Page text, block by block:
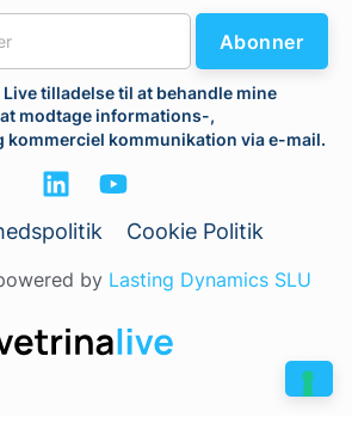
tilladelse til at behandle mine
modtage informations-,
kommerciel kommunikation via e-mail.
Abonner
Cookie Politik
by Lasting Dynamics SLU